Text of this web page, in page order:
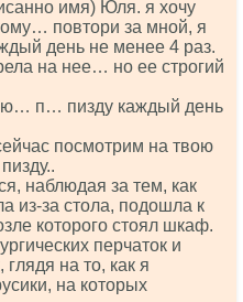
имя) Юля. я хочу
повтори за мной, я
день не менее 4 раз.
на нее… но ее строгий
п… пизду каждый день
посмотрим на твою
наблюдая за тем, как
из-за стола, подошла к
которого стоял шкаф.
перчаток и
на то, как я
на которых